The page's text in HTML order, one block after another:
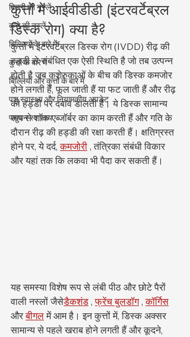
बिल्ली की नस्लें
कुत्ते की नस्लें
बिल्लियों के बारे में
कुत्तों के बारे में
बिल्लियों और कुत्तों के बारे में
पशु स्वास्थ्य और नियामकीय अपडेट
पशुधन स्वास्थ्य
कुत्तों में आईवीडीडी (इंटरवर्टेब्रल
डिस्क रोग) क्या है?
कुत्तों में इंटरवर्टेब्रल डिस्क रोग (IVDD) रीढ़ की
हड्डी से संबंधित एक ऐसी स्थिति है जो तब उत्पन्न
होती है जब कशेरुकाओं के बीच की डिस्क कमजोर
होने लगती हैं, फूल जाती हैं या फट जाती हैं और रीढ़
की हड्डी पर दबाव डालती हैं। ये डिस्क सामान्य
रूप से शॉक एब्जॉर्बर का काम करती हैं और गति के
दौरान रीढ़ की हड्डी की रक्षा करती हैं। क्षतिग्रस्त
होने पर, ये दर्द, कमजोरी , तंत्रिका संबंधी विकार
और यहां तक कि लकवा भी पैदा कर सकती हैं।
यह समस्या विशेष रूप से लंबी पीठ और छोटे पैरों
वाली नस्लों जैसेडैकशंड , फ्रेंच बुलडॉग , कॉर्गिस
और बीगल में आम है। इन कुत्तों में, डिस्क अक्सर
सामान्य से पहले खराब होने लगती हैं और कूदने,